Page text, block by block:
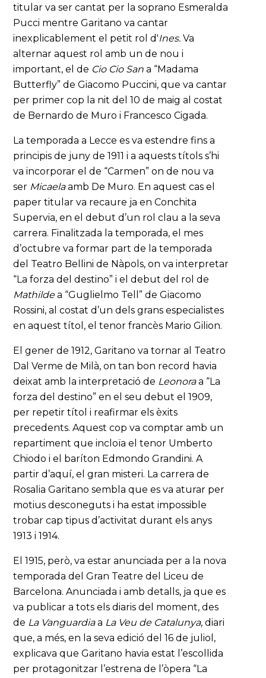
titular va ser cantat per la soprano Esmeralda
Pucci mentre Garitano va cantar
inexplicablement el petit rol d'Ines.Va
alternar aquest rol amb un de nou i
important, el de Cio Cio San a “Madama
Butterfly” de Giacomo Puccini, que va cantar
per primer cop la nit del 10 de maig al costat
de Bernardo de Muro i Francesco Cigada.
La temporada a Lecce es va estendre fins a
principis de juny de 1911 i a aquests títols s’hi
va incorporar el de “Carmen” on de nou va
ser Micaelaamb De Muro. En aquest cas el
paper titular va recaure ja en Conchita
Supervia, en el debut d’un rol clau a la seva
carrera. Finalitzada la temporada, el mes
d’octubre va formar part de la temporada
del Teatro Bellini de Nàpols, on va interpretar
“La forza del destino” i el debut del rol de
Mathildea “Guglielmo Tell” de Giacomo
Rossini, al costat d’un dels grans especialistes
en aquest títol, el tenor francès Mario Gilion.
El gener de 1912, Garitano va tornar al Teatro
Dal Verme de Milà, on tan bon record havia
deixat amb la interpretació de Leonoraa “La
forza del destino” en el seu debut el 1909,
per repetir títol i reafirmar els èxits
precedents. Aquest cop va comptar amb un
repartiment que incloïa el tenor Umberto
Chiodo i el baríton Edmondo Grandini. A
partir d’aquí, el gran misteri. La carrera de
Rosalia Garitano sembla que es va aturar per
motius desconeguts i ha estat impossible
trobar cap tipus d’activitat durant els anys
1913 i 1914.
El 1915, però, va estar anunciada per a la nova
temporada del Gran Teatre del Liceu de
Barcelona. Anunciada i amb detalls, ja que es
va publicar a tots els diaris del moment, des
de La Vanguardiaa La Veu de Catalunya, diari
que, a més, en la seva edició del 16 de juliol,
explicava que Garitano havia estat l’escollida
per protagonitzar l’estrena de l’òpera “La